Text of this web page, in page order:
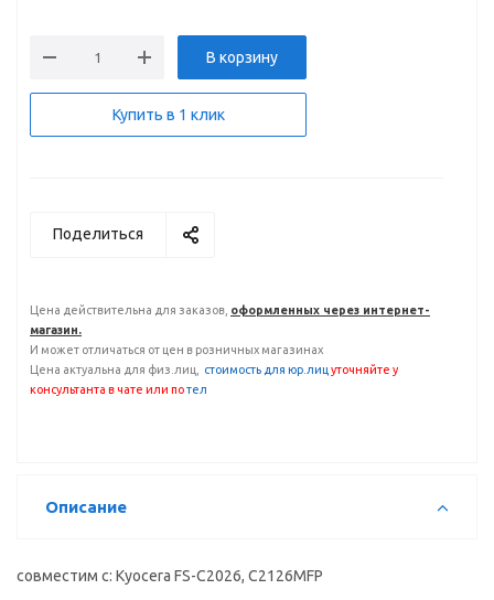
В корзину
Купить в 1 клик
Поделиться
Цена действительна для заказов, оформленных через интернет-
магазин.
И может отличаться от цен в розничных магазинах
Цена актуальна для физ.лиц,
стоимость для юр.лиц уточняйте у
консультанта в чате или потел
Описание
совместим с: Kyocera FS-C2026, C2126MFP